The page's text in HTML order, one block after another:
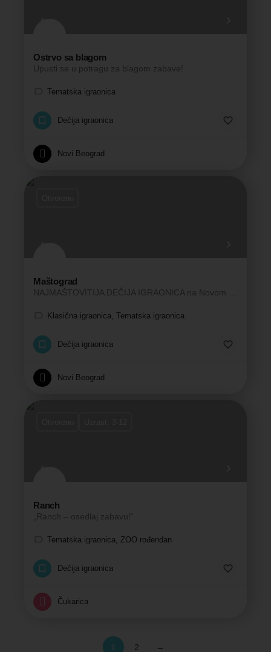
Ostrvo sa blagom
Upusti se u potragu za blagom zabave!
Tematska igraonica
Dečija igraonica
Novi Beograd
Maštograd
Klasična igraonica, Tematska igraonica
Dečija igraonica
Novi Beograd
Ranch
„Ranch – osedlaj zabavu!“
Tematska igraonica, ZOO rođendan
Dečija igraonica
Čukarica
1 2 →